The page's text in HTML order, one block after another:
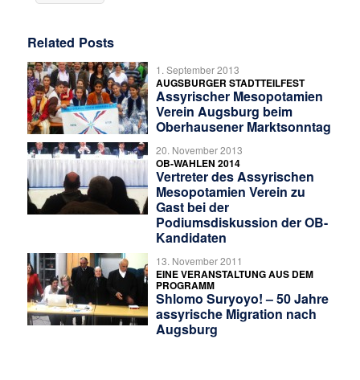
Related Posts
1. September 2013
AUGSBURGER STADTTEILFEST
Assyrischer Mesopotamien
Verein Augsburg beim
Oberhausener Marktsonntag
20. November 2013
OB-WAHLEN 2014
Vertreter des Assyrischen
Mesopotamien Verein zu
Gast bei der
Podiumsdiskussion der OB-
Kandidaten
13. November 2011
EINE VERANSTALTUNG AUS DEM
PROGRAMM
Shlomo Suryoyo! – 50 Jahre
assyrische Migration nach
Augsburg